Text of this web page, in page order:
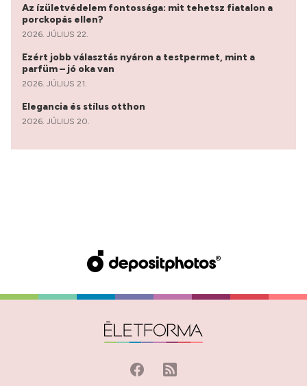
Az ízületvédelem fontossága: mit tehetsz fiatalon a
porckopás ellen?
2026. JÚLIUS 22.
Ezért jobb választás nyáron a testpermet, mint a
parfüm – jó oka van
2026. JÚLIUS 21.
Elegancia és stílus otthon
2026. JÚLIUS 20.